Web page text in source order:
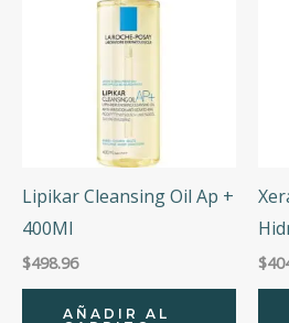
Lipikar Cleansing Oil Ap +
400Ml
$498.96
AÑADIR AL
$